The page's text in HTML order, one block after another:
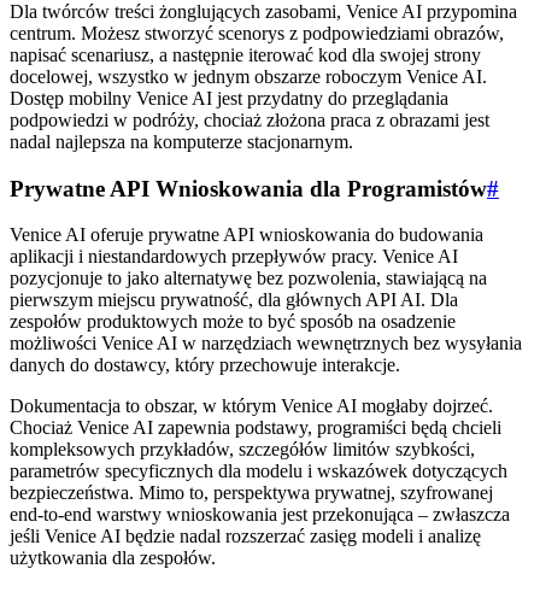
Dla twórców treści żonglujących zasobami, Venice AI przypomina
centrum. Możesz stworzyć scenorys z podpowiedziami obrazów,
napisać scenariusz, a następnie iterować kod dla swojej strony
docelowej, wszystko w jednym obszarze roboczym Venice AI.
Dostęp mobilny Venice AI jest przydatny do przeglądania
podpowiedzi w podróży, chociaż złożona praca z obrazami jest
nadal najlepsza na komputerze stacjonarnym.
Prywatne API Wnioskowania dla Programistów#
Venice AI oferuje prywatne API wnioskowania do budowania
aplikacji i niestandardowych przepływów pracy. Venice AI
pozycjonuje to jako alternatywę bez pozwolenia, stawiającą na
pierwszym miejscu prywatność, dla głównych API AI. Dla
zespołów produktowych może to być sposób na osadzenie
możliwości Venice AI w narzędziach wewnętrznych bez wysyłania
danych do dostawcy, który przechowuje interakcje.
Dokumentacja to obszar, w którym Venice AI mogłaby dojrzeć.
Chociaż Venice AI zapewnia podstawy, programiści będą chcieli
kompleksowych przykładów, szczegółów limitów szybkości,
parametrów specyficznych dla modelu i wskazówek dotyczących
bezpieczeństwa. Mimo to, perspektywa prywatnej, szyfrowanej
end-to-end warstwy wnioskowania jest przekonująca – zwłaszcza
jeśli Venice AI będzie nadal rozszerzać zasięg modeli i analizę
użytkowania dla zespołów.